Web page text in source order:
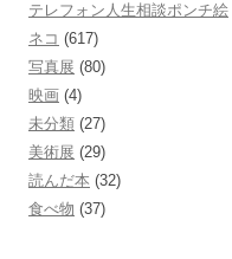
テレフォン人生相談ポンチ絵
ネコ (617)
写真展 (80)
映画 (4)
未分類 (27)
美術展 (29)
読んだ本 (32)
食べ物 (37)